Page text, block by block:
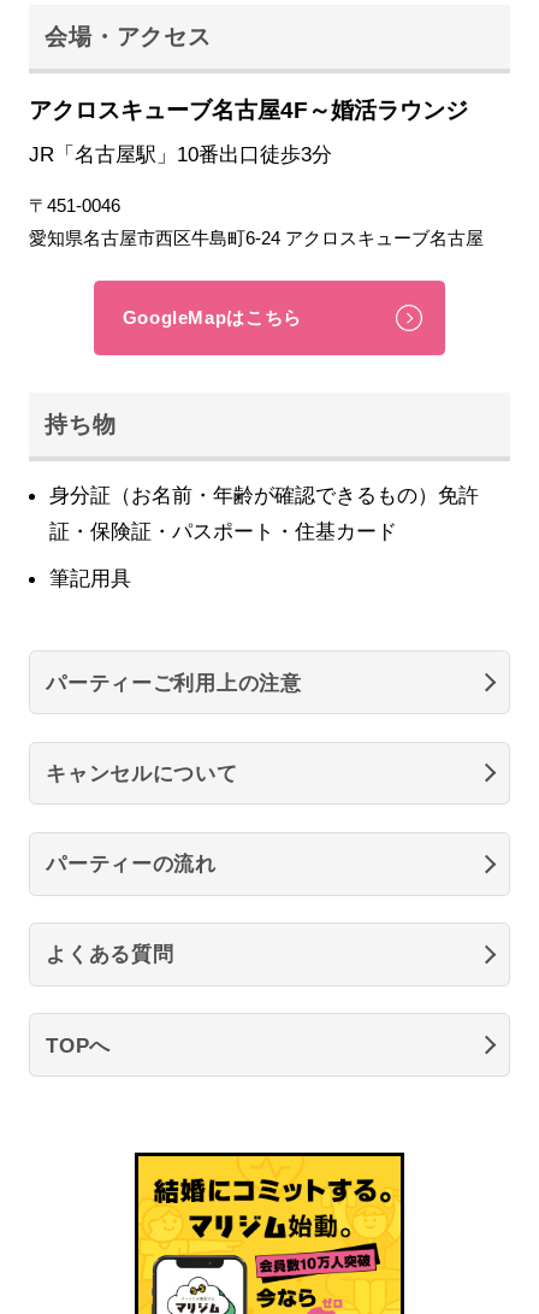
会場・アクセス
アクロスキューブ名古屋4F～婚活ラウンジ
JR「名古屋駅」10番出口徒歩3分
〒451-0046
愛知県名古屋市西区牛島町6-24 アクロスキューブ名古屋
GoogleMapはこちら
持ち物
身分証（お名前・年齢が確認できるもの）免許
証・保険証・パスポート・住基カード
筆記用具
パーティーご利用上の注意
キャンセルについて
パーティーの流れ
よくある質問
TOPへ